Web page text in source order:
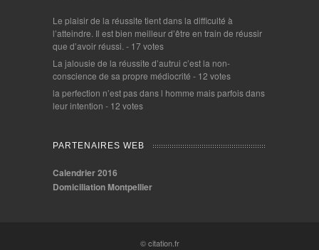
Le plaisir de la réussite tient dans la difficulté à
l’atteindre. Il est bien meilleur d’être en train de réussir
que d’avoir réussi. - 17 votes
La jalousie de la réussite d’autrui c’est la non-
conscience de sa propre médiocrité - 12 votes
la perfection n’est pas dans l homme mais parfois dans
leur intention - 12 votes
PARTENAIRES WEB
Calendrier 2016
Domiciliation Montpellier
© citation.fr